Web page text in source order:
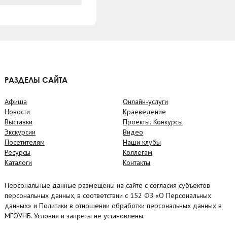
РАЗДЕЛЫ САЙТА
Афиша
Новости
Выставки
Экскурсии
Посетителям
Ресурсы
Каталоги
Онлайн-услуги
Краеведение
Проекты. Конкурсы
Видео
Наши клубы
Коллегам
Контакты
Персональные данные размещены на сайте с согласия субъектов
персональных данных, в соответствии с 152 ФЗ «О Персональных
данных» и Политики в отношении обработки персональных данных в
МГОУНБ. Условия и запреты не установлены.